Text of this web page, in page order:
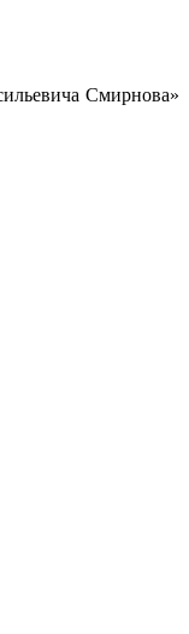
Смирнова»